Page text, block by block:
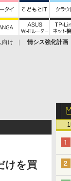
向け 情シス強化計画
けを買